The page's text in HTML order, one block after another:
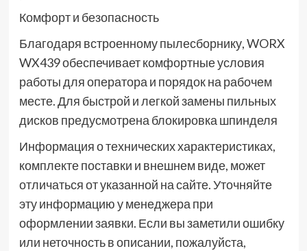
Комфорт и безопасность
Благодаря встроенному пылесборнику, WORX
WX439 обеспечивает комфортные условия
работы для оператора и порядок на рабочем
месте. Для быстрой и легкой замены пильных
дисков предусмотрена блокировка шпинделя
Информация о технических характеристиках,
комплекте поставки и внешнем виде, может
отличаться от указанной на сайте. Уточняйте
эту информацию у менеджера при
оформлении заявки. Если вы заметили ошибку
или неточность в описании, пожалуйста,